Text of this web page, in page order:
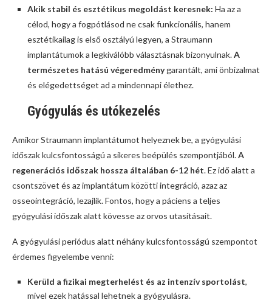
Akik stabil és esztétikus megoldást keresnek: Ha az a
célod, hogy a fogpótlásod ne csak funkcionális, hanem
esztétikailag is első osztályú legyen, a Straumann
implantátumok a legkiválóbb választásnak bizonyulnak.A
természetes hatású végeredménygarantált, ami önbizalmat
és elégedettséget ad a mindennapi élethez.
Gyógyulás és utókezelés
Amikor Straumann implantátumot helyeznek be, a gyógyulási
időszak kulcsfontosságú a sikeres beépülés szempontjából.A
regenerációs időszak hossza általában 6-12 hét. Ez idő alatt a
csontszövet és az implantátum közötti integráció, azaz az
osseointegráció, lezajlik. Fontos, hogy a páciens a teljes
gyógyulási időszak alatt kövesse az orvos utasításait.
A gyógyulási periódus alatt néhány kulcsfontosságú szempontot
érdemes figyelembe venni:
Kerüld a fizikai megterhelést és az intenzív sportolást,
mivel ezek hatással lehetnek a gyógyulásra.